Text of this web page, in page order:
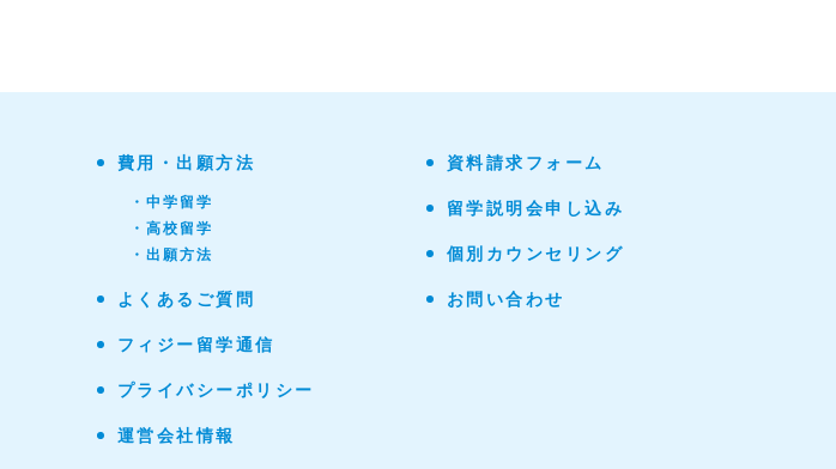
費用・出願方法
・中学留学
・高校留学
・出願方法
よくあるご質問
フィジー留学通信
プライバシーポリシー
運営会社情報
資料請求フォーム
留学説明会申し込み
個別カウンセリング
お問い合わせ